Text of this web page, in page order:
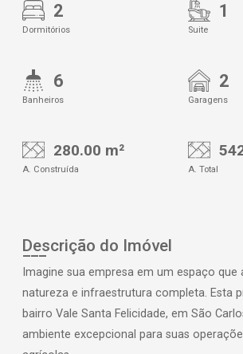
2
Dormitórios
1
Suite
6
Banheiros
2
Garagens
280.00 m²
A. Construída A. Total
Descrição do Imóvel
Imagine sua empresa em um espaço que
natureza e infraestrutura completa. Esta
bairro Vale Santa Felicidade, em São
ambiente excepcional para suas